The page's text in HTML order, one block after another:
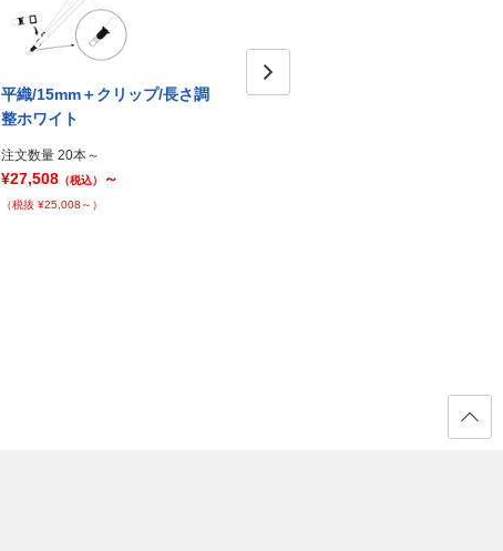
平織/15mm＋クリップ/長さ調
整ホワイト
注文数量 20本～
¥27,508 （税込） ～
（税抜 ¥25,008～）
平織/15mm＋クリップ/ブルー